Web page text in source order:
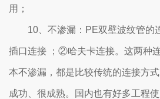
用；
10、不渗漏：PE双壁波纹管
插口连接 ；②哈夫卡连接。这两种
本不渗漏，都是比较传统的连接方
成功、很成熟。国内也有好多工程